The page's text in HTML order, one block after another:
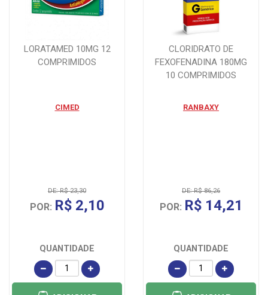
LORATAMED 10MG 12
COMPRIMIDOS
CIMED
DE: R$ 23,30
POR: R$ 2,10
QUANTIDADE
CLORIDRATO DE
FEXOFENADINA 180MG
10 COMPRIMIDOS
RANBAXY
DE: R$ 86,26
POR: R$ 14,21
QUANTIDADE